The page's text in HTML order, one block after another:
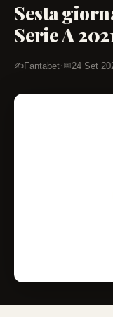
Sesta
Serie A
✍️Fantabet· 📅24 Set